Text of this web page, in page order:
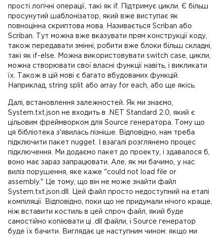
прості логічні операції, такі як if. Підтримує цикли. Є більш
просунутий шаблонізатор, який вже виступає як
повноцінна скриптова мова. Називається Scriban або
Scriban. Тут можна вже вказувати прям конструкції коду,
також передавати змінні, робити вже блоки більш складні,
такі як if-else. Можна використовувати switch case, цикли,
можна створювати свої власні функції навіть, і викликати
їх. Також в цій мові є багато вбудованих функцій.
Наприклад, string split або array for each, або ще якісь.
Далі, встановлення залежностей. Як ми знаємо,
System.txt.json не входить в .NET Standard 2.0, який є
цільовим фреймворком для Source генератора. Тому що
ця бібліотека з'явилась пізніше. Відповідно, нам треба
підключити пакет nugget. І взагалі розглянемо процес
підключення. Ми додаємо пакет до проекту, і здавалося б,
воно має зараз запрацювати. Але, як ми бачимо, у нас
виліз порушення, яке каже "could not load file or
assembly." Це тому, що він не може знайти файл
System.txt.json.dll. Цей файл просто недоступний на етапі
компіляції. Відповідно, поки що не придумали нічого краще,
ніж вставити костиль в цей спроч файл, який буде
самостійно копіювати ці .dll файли, і Source генератор
буде їх бачити. Виглядає це наступним чином: якщо ми